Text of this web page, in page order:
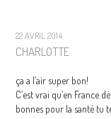
22 AVRIL 2014
CHARLOTTE
ça a l’air super bon!
C’est vrai qu’en France
bonnes pour la santé tu